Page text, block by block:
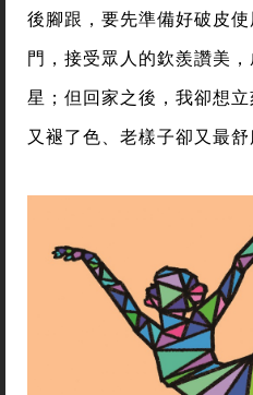
後腳跟，要先準備好破皮
門，接受眾人的欽羨讚美
星；但回家之後，我卻想
又褪了色、老樣子卻又最舒